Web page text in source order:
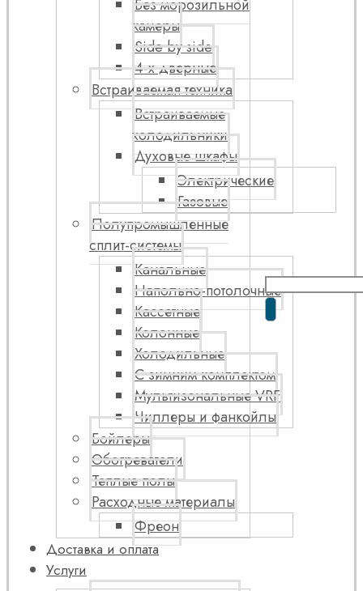
Без морозильной
камеры
Side by side
4-х дверные
Встраиваемая техника
Встраиваемые
холодильники
Духовые шкафы
Электрические
Газовые
Полупромышленные
сплит-системы
Канальные
Напольно-потолочные
Кассетные
Колонные
Холодильные
С зимним комплектом
Мультизональные VRF
Чиллеры и фанкойлы
Бойлеры
Обогреватели
Теплые полы
Расходные материалы
Фреон
Доставка и оплата
Услуги